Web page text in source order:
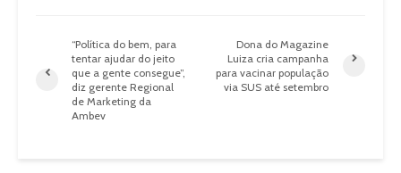
“Política do bem, para
tentar ajudar do jeito
que a gente consegue”,
diz gerente Regional
de Marketing da
Ambev
Dona do Magazine
Luiza cria campanha
para vacinar população
via SUS até setembro